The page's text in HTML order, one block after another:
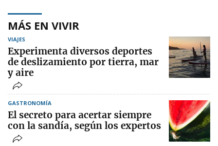
MÁS EN VIVIR
VIAJES
Experimenta diversos deportes
de deslizamiento por tierra, mar
y aire
GASTRONOMÍA
El secreto para acertar siempre
con la sandía, según los expertos